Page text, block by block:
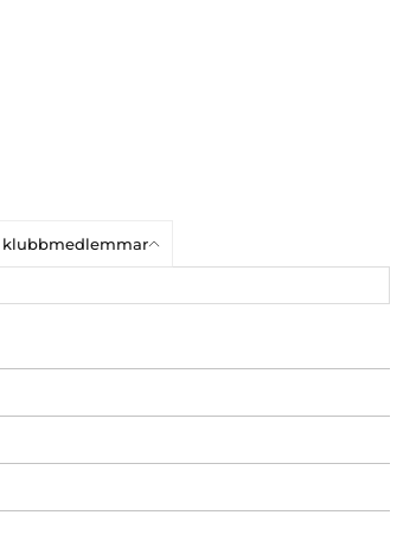
klubbmedlemmar